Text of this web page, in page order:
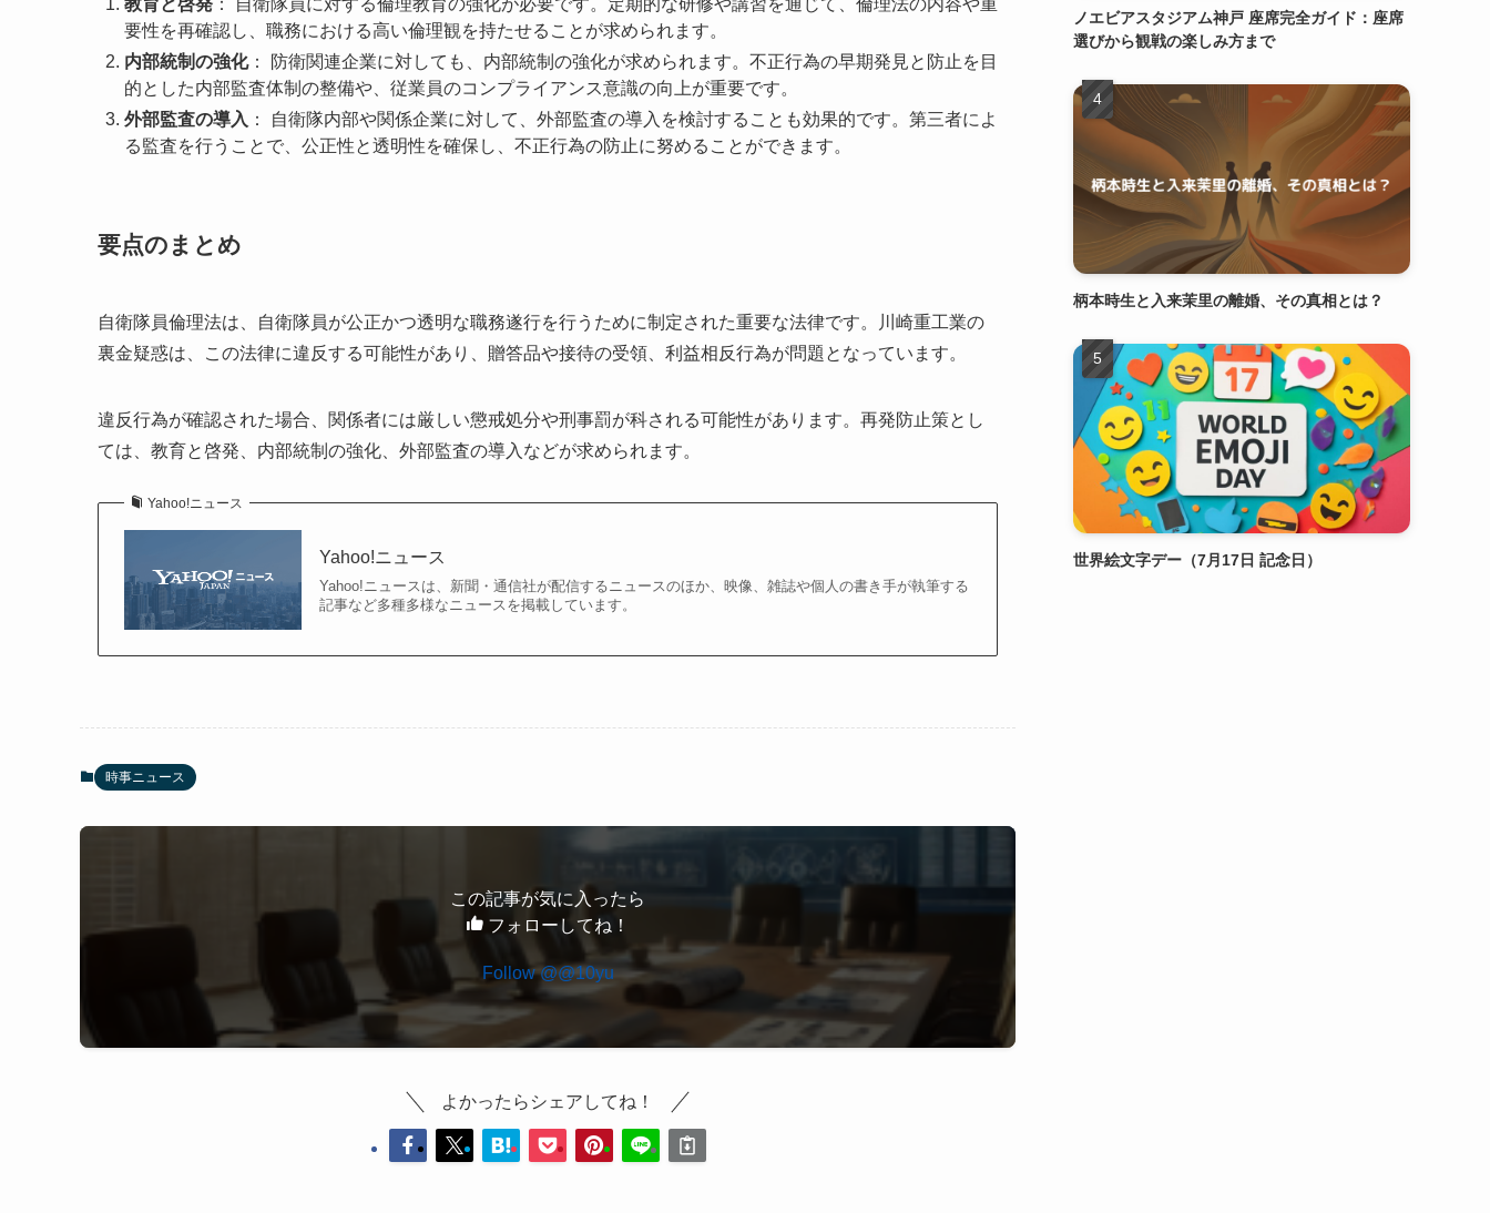
教育と啓発 ： 自衛隊員に対する倫理教育の強化が必要です。定期的な研修や講習を通じて、倫理法の内容や重
要性を再確認し、職務における高い倫理観を持たせることが求められます。
内部統制の強化： 防衛関連企業に対しても、内部統制の強化が求められます。不正行為の早期発見と防止を目
的とした内部監査体制の整備や、従業員のコンプライアンス意識の向上が重要です。
外部監査の導入 ： 自衛隊内部や関係企業に対して、外部監査の導入を検討することも効果的です。第三者によ
る監査を行うことで、公正性と透明性を確保し、不正行為の防止に努めることができます。
要点のまとめ
自衛隊員倫理法は、自衛隊員が公正かつ透明な職務遂行を行うために制定された重要な法律です。川崎重工業の
裏金疑惑は、この法律に違反する可能性があり、贈答品や接待の受領、利益相反行為が問題となっています。
違反行為が確認された場合、関係者には厳しい懲戒処分や刑事罰が科される可能性があります。再発防止策とし
ては、教育と啓発、内部統制の強化、外部監査の導入などが求められます。
Yahoo!ニュース
Yahoo!ニュース
Yahoo!ニュースは、新聞・通信社が配信するニュースのほか、映像、雑誌や個人の書き手が執筆する
記事など多種多様なニュースを掲載しています。
時事ニュース
この記事が気に入ったら
フォローしてね！
Follow @@10yu
よかったらシェアしてね！
ノエビアスタジアム神戸 座席完全ガイド：座席
選びから観戦の楽しみ方まで
柄本時生と入来茉里の離婚、その真相とは？
世界絵文字デー（7月17日 記念日）